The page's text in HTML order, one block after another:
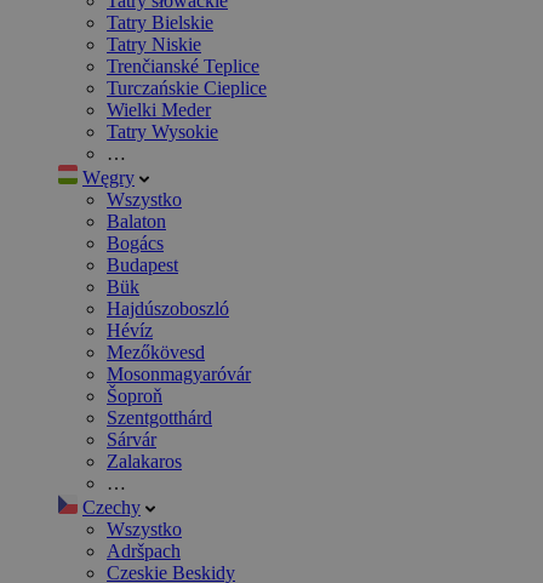
Tatry Bielskie
Tatry Niskie
Trenčianské Teplice
Turczańskie Cieplice
Wielki Meder
Tatry Wysokie
…
Węgry
Wszystko
Balaton
Bogács
Budapest
Bük
Hajdúszoboszló
Hévíz
Mezőkövesd
Mosonmagyaróvár
Šoproň
Szentgotthárd
Sárvár
Zalakaros
…
Czechy
Wszystko
Adršpach
Czeskie Beskidy